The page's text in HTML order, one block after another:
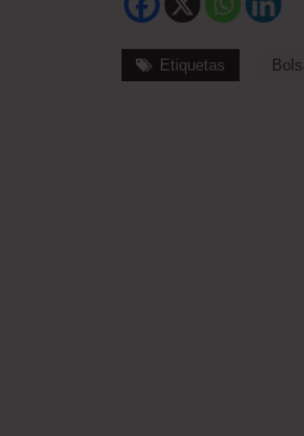
Etiquetas